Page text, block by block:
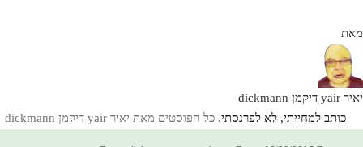
מאת
יאיר yair דיקמן dickmann
כותב למחייתי, לא לפרנסתי. כל הפוסטים מאת יאיר yair דיקמן dickmann‏